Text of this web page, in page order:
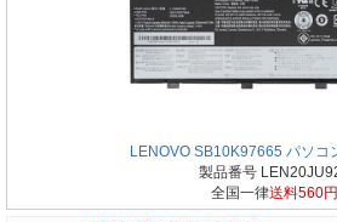
LENOVO SB10K97665 パソコ
製品番号
全国一律送料560円